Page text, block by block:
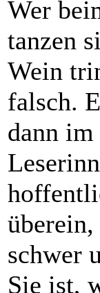
Wer
tanzen
Wein
falsch.
dann
schwer
Sie ist,